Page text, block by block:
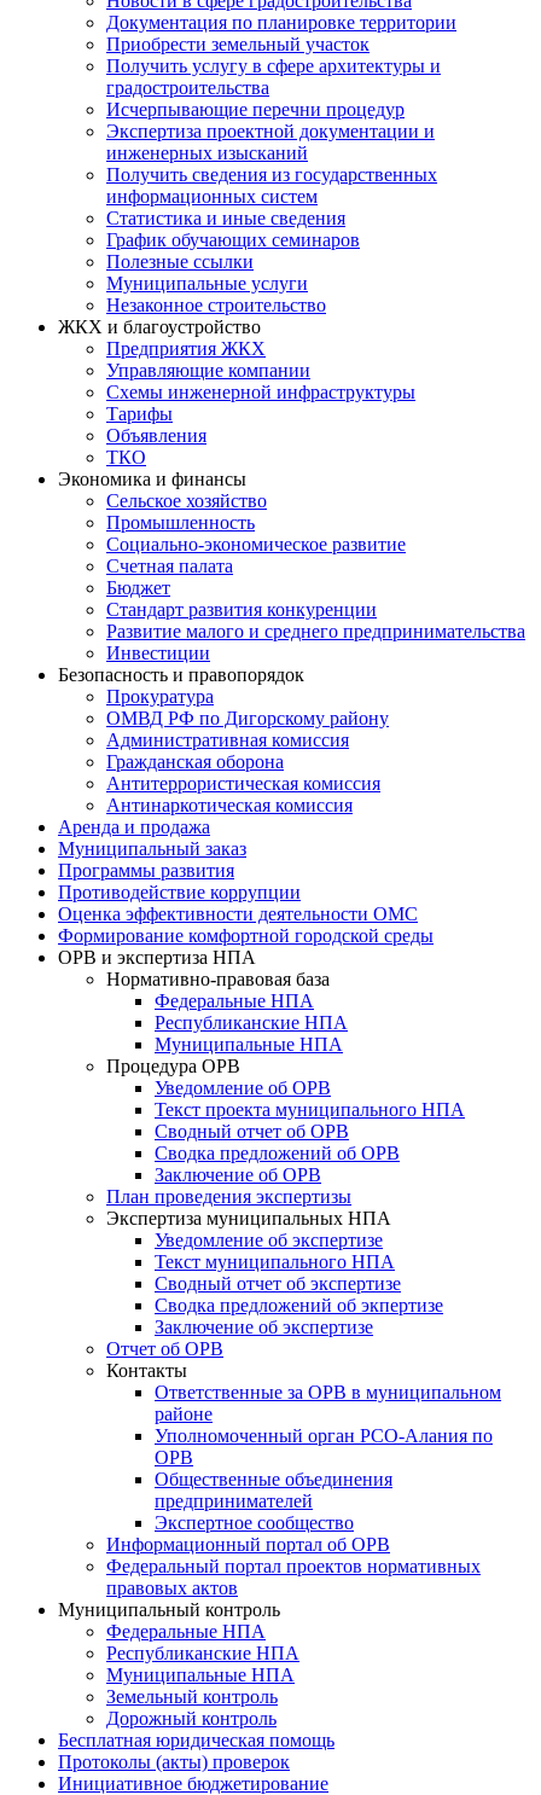
Документация по планировке территории
Приобрести земельный участок
Получить услугу в сфере архитектуры и
градостроительства
Исчерпывающие перечни процедур
Экспертиза проектной документации и
инженерных изысканий
Получить сведения из государственных
информационных систем
Статистика и иные сведения
График обучающих семинаров
Полезные ссылки
Муниципальные услуги
Незаконное строительство
ЖКХ и благоустройство
Предприятия ЖКХ
Управляющие компании
Схемы инженерной инфраструктуры
Тарифы
Объявления
ТКО
Экономика и финансы
Сельское хозяйство
Промышленность
Социально-экономическое развитие
Счетная палата
Бюджет
Стандарт развития конкуренции
Развитие малого и среднего предпринимательства
Инвестиции
Безопасность и правопорядок
Прокуратура
ОМВД РФ по Дигорскому району
Административная комиссия
Гражданская оборона
Антитеррористическая комиссия
Антинаркотическая комиссия
Аренда и продажа
Муниципальный заказ
Программы развития
Противодействие коррупции
Оценка эффективности деятельности ОМС
Формирование комфортной городской среды
ОРВ и экспертиза НПА
Нормативно-правовая база
Федеральные НПА
Республиканские НПА
Муниципальные НПА
Процедура ОРВ
Уведомление об ОРВ
Текст проекта муниципального НПА
Сводный отчет об ОРВ
Сводка предложений об ОРВ
Заключение об ОРВ
План проведения экспертизы
Экспертиза муниципальных НПА
Уведомление об экспертизе
Текст муниципального НПА
Сводный отчет об экспертизе
Сводка предложений об экпертизе
Заключение об экспертизе
Отчет об ОРВ
Контакты
Ответственные за ОРВ в муниципальном
районе
Уполномоченный орган РСО-Алания по
ОРВ
Общественные объединения
предпринимателей
Экспертное сообщество
Информационный портал об ОРВ
Федеральный портал проектов нормативных
правовых актов
Муниципальный контроль
Федеральные НПА
Республиканские НПА
Муниципальные НПА
Земельный контроль
Дорожный контроль
Бесплатная юридическая помощь
Протоколы (акты) проверок
Инициативное бюджетирование